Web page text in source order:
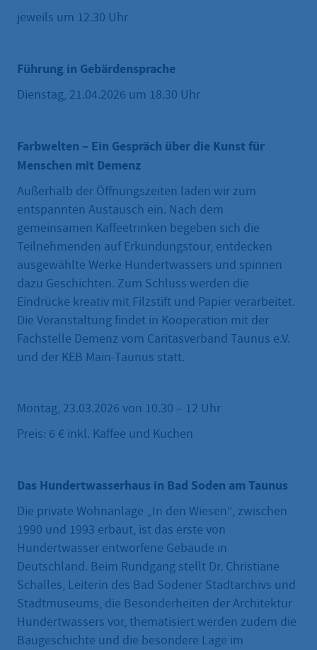
jeweils um 12.30 Uhr
Führung in Gebärdensprache
Dienstag, 21.04.2026 um 18.30 Uhr
Farbwelten – Ein Gespräch über die Kunst für
Menschen mit Demenz
Außerhalb der Öffnungszeiten laden wir zum
entspannten Austausch ein. Nach dem
gemeinsamen Kaffeetrinken begeben sich die
Teilnehmenden auf Erkundungstour, entdecken
ausgewählte Werke Hundertwassers und spinnen
dazu Geschichten. Zum Schluss werden die
Eindrücke kreativ mit Filzstift und Papier verarbeitet.
Die Veranstaltung findet in Kooperation mit der
Fachstelle Demenz vom Caritasverband Taunus e.V.
und der KEB Main-Taunus statt.
Montag, 23.03.2026 von 10.30 – 12 Uhr
Preis: 6 € inkl. Kaffee und Kuchen
Das Hundertwasserhaus in Bad Soden am Taunus
Die private Wohnanlage „In den Wiesen“, zwischen
1990 und 1993 erbaut, ist das erste von
Hundertwasser entworfene Gebäude in
Deutschland. Beim Rundgang stellt Dr. Christiane
Schalles, Leiterin des Bad Sodener Stadtarchivs und
Stadtmuseums, die Besonderheiten der Architektur
Hundertwassers vor, thematisiert werden zudem die
Baugeschichte und die besondere Lage im